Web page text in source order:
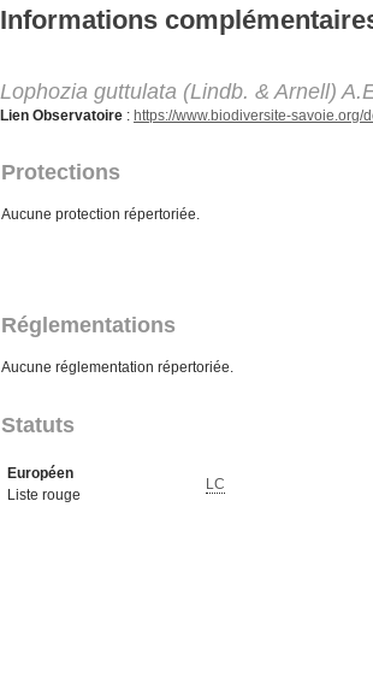
Aller au contenu principal
Informations
Lophozia guttulata (Lindb. & Arnell)
Lien Observatoire : https://www.biodiversite-
Protections
Aucune protection répertoriée.
Réglementations
Aucune réglementation répertoriée.
Statuts
Européen
Liste rouge
LC